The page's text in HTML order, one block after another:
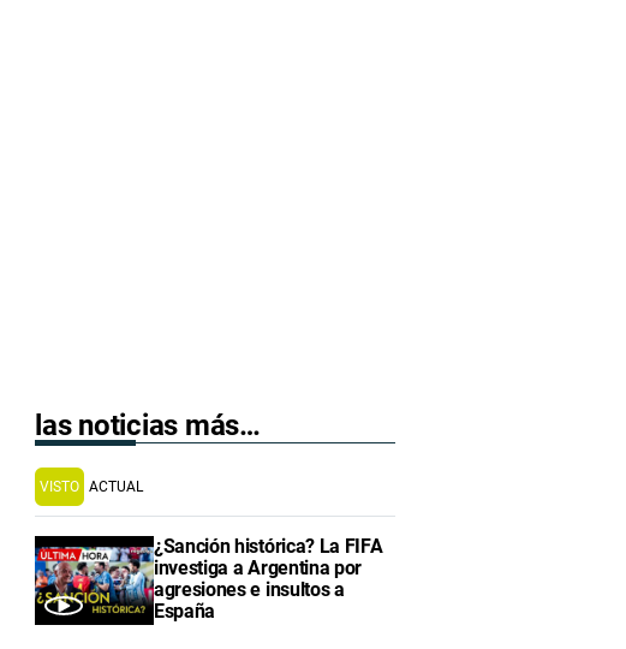
las noticias más…
VISTO ACTUAL
¿Sanción histórica? La FIFA
investiga a Argentina por
agresiones e insultos a
España